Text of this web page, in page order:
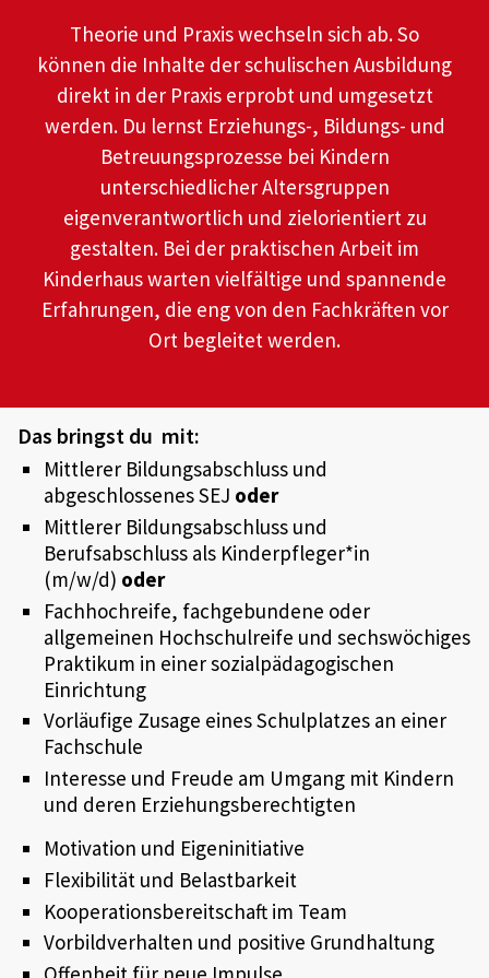
Theorie und Praxis wechseln sich ab. So
können die Inhalte der schulischen Ausbildung
direkt in der Praxis erprobt und umgesetzt
werden. Du lernst Erziehungs-, Bildungs- und
Betreuungsprozesse bei Kindern
unterschiedlicher Altersgruppen
eigenverantwortlich und zielorientiert zu
gestalten. Bei der praktischen Arbeit im
Kinderhaus warten vielfältige und spannende
Erfahrungen, die eng von den Fachkräften vor
Ort begleitet werden.
Das bringst du mit:
Mittlerer Bildungsabschluss und
abgeschlossenes SEJ oder
Mittlerer Bildungsabschluss und
Berufsabschluss als Kinderpfleger*in
(m/w/d) oder
Fachhochreife, fachgebundene oder
allgemeinen Hochschulreife und sechswöchiges
Praktikum in einer sozialpädagogischen
Einrichtung
Vorläufige Zusage eines Schulplatzes an einer
Fachschule
Interesse und Freude am Umgang mit Kindern
und deren Erziehungsberechtigten
Motivation und Eigeninitiative
Flexibilität und Belastbarkeit
Kooperationsbereitschaft im Team
Vorbildverhalten und positive Grundhaltung